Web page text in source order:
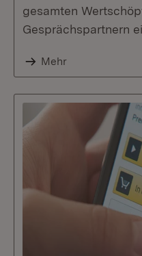
gesamten
Gesprächspartnern
Mehr